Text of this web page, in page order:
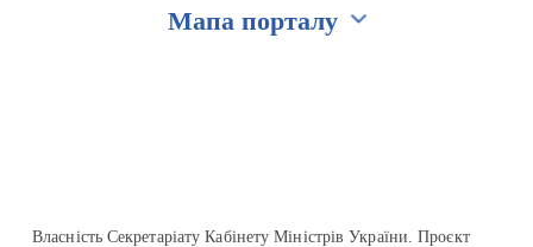
Мапа порталу
Власність Секретаріату Кабінету Міністрів України. Проєкт